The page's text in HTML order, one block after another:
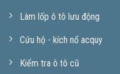
Làm lốp ô tô lưu động
Cứu hộ - kích nổ acquy
Kiểm tra ô tô cũ